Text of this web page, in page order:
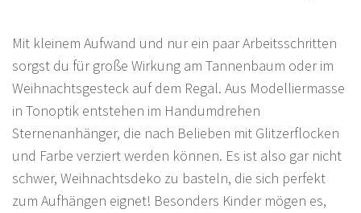
Mit kleinem Aufwand und nur ein paar Arbeitsschritten
sorgst du für große Wirkung am Tannenbaum oder im
Weihnachtsgesteck auf dem Regal. Aus Modelliermasse
in Tonoptik entstehen im Handumdrehen
Sternenanhänger, die nach Belieben mit Glitzerflocken
und Farbe verziert werden können. Es ist also gar nicht
schwer, Weihnachtsdeko zu basteln, die sich perfekt
zum Aufhängen eignet! Besonders Kinder mögen es,